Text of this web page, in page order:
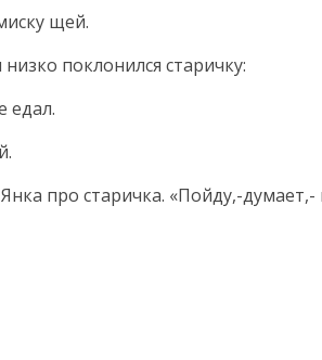
щей.
поклонился старичку:
едал.
про старичка. «Пойду,-